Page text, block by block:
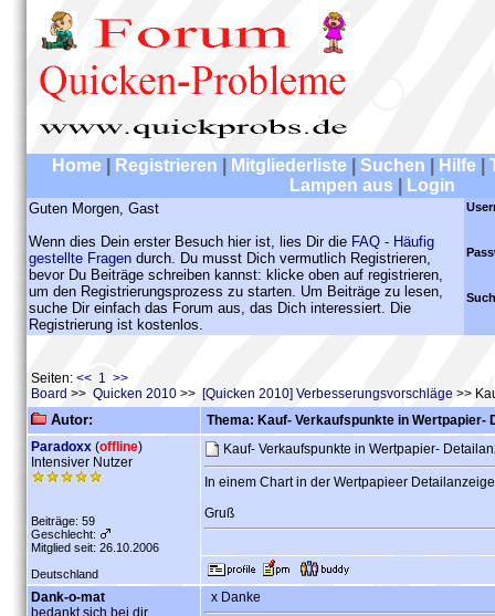
Home Registrieren Mitgliederliste Suchen Hilfe
Lampen aus
Login
Guten Morgen, Gast
Wenn dies Dein erster Besuch hier ist, lies Dir die FAQ - Häufig
gestellte Fragen durch. Du musst Dich vermutlich Registrieren,
bevor Du Beiträge schreiben kannst: klicke oben auf registrieren,
um den Registrierungsprozess zu starten. Um Beiträge zu lesen,
suche Dir einfach das Forum aus, das Dich interessiert. Die
Registrierung ist kostenlos.
Seiten: << 1 >>
Board >> Quicken 2010 >> [Quicken 2010] Verbesserungsvorschläge >>
Autor:
Thema: Kauf- Verkaufspunkte in Wertpapier-
Paradoxx (offline)
Intensiver Nutzer
Beiträge: 59
Geschlecht:
Mitglied seit: 26.10.2006
Deutschland
Kauf- Verkaufspunkte in Wertpapier-
In einem Chart in der Wertpapieer
Gruß
Dank-o-mat
bedankt sich bei dir
x Danke